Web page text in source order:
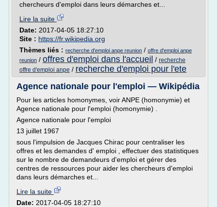
chercheurs d'emploi dans leurs démarches et...
Lire la suite
Date: 2017-04-05 18:27:10
Site : https://fr.wikipedia.org
Thèmes liés : recherche d'emploi anpe reunion / offre d'emploi anpe
reunion / offres d'emploi dans l'accueil / recherche
offre d'emploi anpe / recherche d'emploi pour l'ete
Agence nationale pour l'emploi — Wikipédia
Pour les articles homonymes, voir ANPE (homonymie) et
Agence nationale pour l'emploi (homonymie) .
Agence nationale pour l'emploi
13 juillet 1967
sous l'impulsion de Jacques Chirac pour centraliser les
offres et les demandes d' emploi , effectuer des statistiques
sur le nombre de demandeurs d'emploi et gérer des
centres de ressources pour aider les chercheurs d'emploi
dans leurs démarches et...
Lire la suite
Date: 2017-04-05 18:27:10